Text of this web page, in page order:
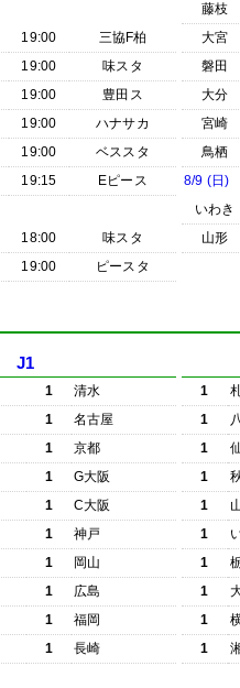
19:00
三協F柏
19:00
味スタ
19:00
豊田ス
19:00
ハナサカ
19:00
ベススタ
19:15
Eピース
18:00
味スタ
19:00 ピースタ
藤枝
大宮
磐田
大分
宮崎
鳥栖
8/9 (日)
いわき
山形
J1
1
清水
1
名古屋
1
京都
1
G大阪
1
C大阪
1
神戸
1
岡山
1
広島
1
福岡
1 長崎
1
1
1
1
1
1
1
1
1
1